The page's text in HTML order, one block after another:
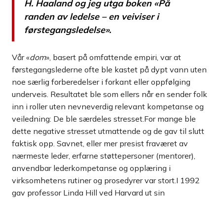
H. Haaland og jeg utga boken «På
randen av ledelse – en veiviser i
førstegangsledelse».
Vår «dom», basert på omfattende empiri, var at
førstegangslederne ofte ble kastet på dypt vann uten
noe særlig forberedelser i forkant eller oppfølging
underveis. Resultatet ble som ellers når en sender folk
inn i roller uten nevneverdig relevant kompetanse og
veiledning: De ble særdeles stresset.For mange ble
dette negative stresset utmattende og de gav til slutt
faktisk opp. Savnet, eller mer presist fraværet av
nærmeste leder, erfarne støttepersoner (mentorer),
anvendbar lederkompetanse og opplæring i
virksomhetens rutiner og prosedyrer var stort.I 1992
gav professor Linda Hill ved Harvard ut sin